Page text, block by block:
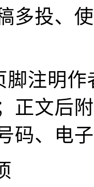
多投、
脚注明
正文后
码、电